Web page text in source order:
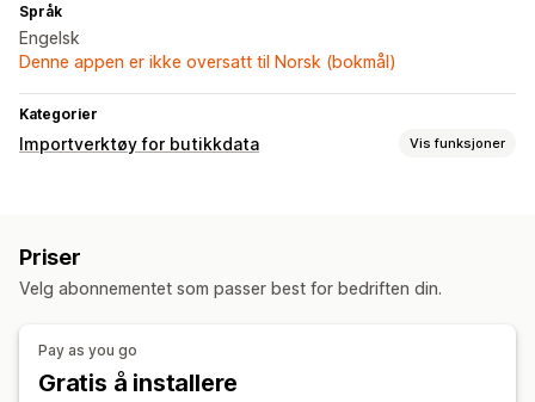
Språk
Engelsk
Denne appen er ikke oversatt til Norsk (bokmål)
Kategorier
Importverktøy for butikkdata Vis funksjoner
Produkter
Priser
Velg abonnementet som passer best for bedriften din.
Pay as you go
Gratis å installere